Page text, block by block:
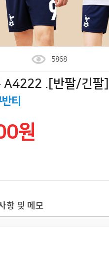
5868
A4222 .[반팔/긴팔
티
원
항 및 메모